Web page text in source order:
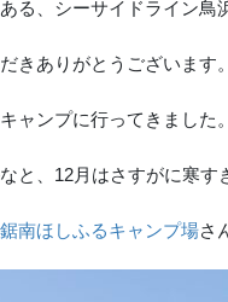
る、シーサイドライン鳥
きありがとうございます。
ャンプに行ってきました
と、12月はさすがに寒す
鋸南ほしふるキャンプ場さ